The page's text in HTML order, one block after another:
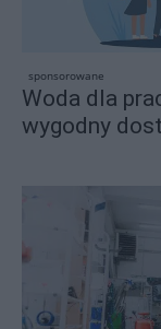
sponsorowane
Woda dla
wygodny